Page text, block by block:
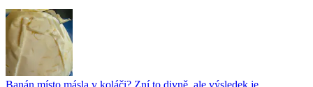
Banán místo másla v koláči? Zní to divně, ale výsledek je